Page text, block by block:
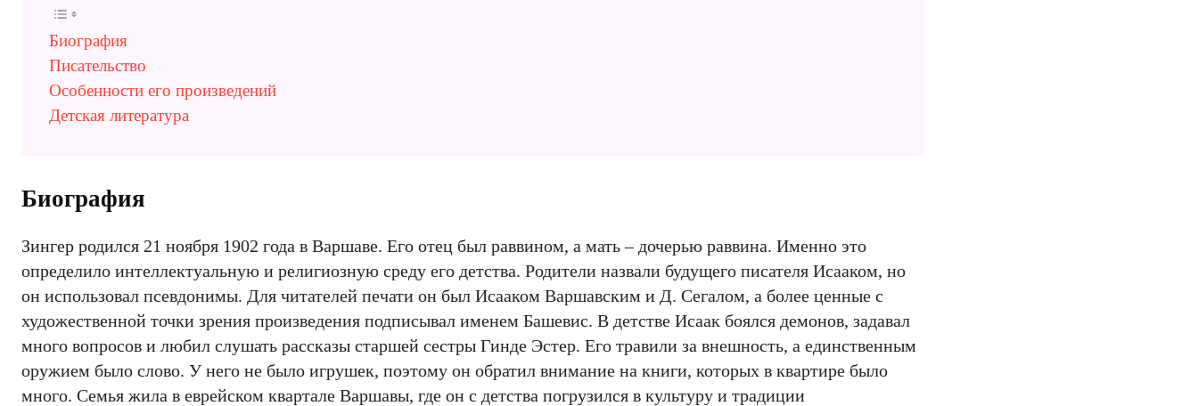
Биография
Писательство
Особенности его произведений
Детская литература
Биография
Зингер родился 21 ноября 1902 года в Варшаве. Его отец был раввином, а мать – дочерью раввина. Именно это
определило интеллектуальную и религиозную среду его детства. Родители назвали будущего писателя Исааком, но
он использовал псевдонимы. Для читателей печати он был Исааком Варшавским и Д. Сегалом, а более ценные с
художественной точки зрения произведения подписывал именем Башевис. В детстве Исаак боялся демонов, задавал
много вопросов и любил слушать рассказы старшей сестры Гинде Эстер. Его травили за внешность, а единственным
оружием было слово. У него не было игрушек, поэтому он обратил внимание на книги, которых в квартире было
много. Семья жила в еврейском квартале Варшавы, где он с детства погрузился в культуру и традиции